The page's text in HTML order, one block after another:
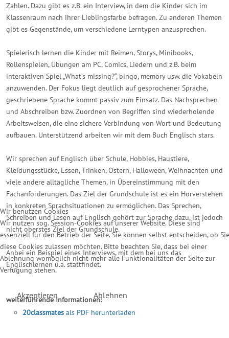
Zahlen. Dazu gibt es z.B. ein Interview, in dem die Kinder sich im
Klassenraum nach ihrer Lieblingsfarbe befragen. Zu anderen Themen
gibt es Gegenstände, um verschiedene Lerntypen anzusprechen.
Spielerisch lernen die Kinder mit Reimen, Storys, Minibooks,
Rollenspielen, Übungen am PC, Comics, Liedern und z.B. beim
interaktiven Spiel „What’s missing?“, bingo, memory usw. die Vokabeln
anzuwenden. Der Fokus liegt deutlich auf gesprochener Sprache,
geschriebene Sprache kommt passiv zum Einsatz. Das Nachsprechen
und Abschreiben bzw. Zuordnen von Begriffen sind wiederholende
Arbeitsweisen, die eine sichere Verbindung von Wort und Bedeutung
aufbauen. Unterstützend arbeiten wir mit dem Buch Englisch stars.
Wir sprechen auf Englisch über Schule, Hobbies, Haustiere,
Kleidungsstücke, Essen, Trinken, Ostern, Halloween, Weihnachten und
viele andere alltägliche Themen, in Übereinstimmung mit den
Fachanforderungen. Das Ziel der Grundschule ist es ein Hörverstehen
in konkreten Sprachsituationen zu ermöglichen. Das Sprechen,
Schreiben und Lesen auf Englisch gehört zur Sprache dazu, ist jedoch
nicht oberstes Ziel der Grundschule.
Anbei ein Beispiel eines Interviews, mit dem bei uns das
Englischlernen u.a. stattfindet.
weiterführende Informationen:
20classmates als PDF herunterladen
Wir benutzen Cookies
Wir nutzen sog. Session-Cookies auf unserer Website. Diese sind
essenziell für den Betrieb der Seite. Sie können selbst entscheiden, ob Sie
diese Cookies zulassen möchten. Bitte beachten Sie, dass bei einer
Ablehnung womöglich nicht mehr alle Funktionalitäten der Seite zur
Verfügung stehen.
Akzeptieren Ablehnen